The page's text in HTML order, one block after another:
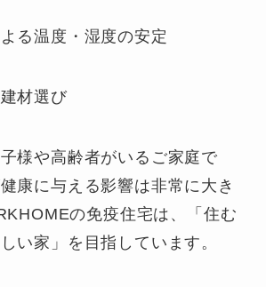
る温度・湿度の安定
材選び
様や高齢者がいるご家庭で
康に与える影響は非常に大き
の免疫住宅は、「住む
い家」を目指しています。